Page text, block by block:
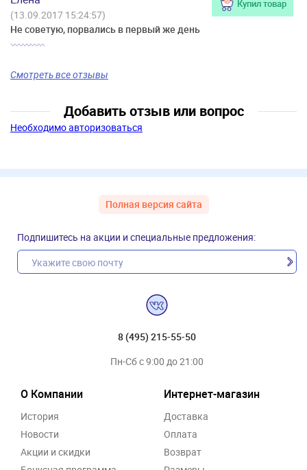
Купил товар
(13.09.2017 15:24:57)
Не советую, порвались в первый же день
Смотреть все отзывы
Добавить отзыв или вопрос
Необходимо авторизоваться
Полная версия сайта
Подпишитесь на акции и специальные предложения:
8 (495) 215-55-50
Пн-Сб с 9:00 до 21:00
О Компании
История
Новости
Акции и скидки
Интернет-магазин
Доставка
Оплата
Возврат